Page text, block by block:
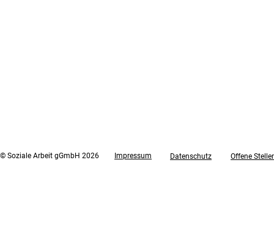
© Soziale Arbeit gGmbH 2026 Impressum Datenschutz Offene